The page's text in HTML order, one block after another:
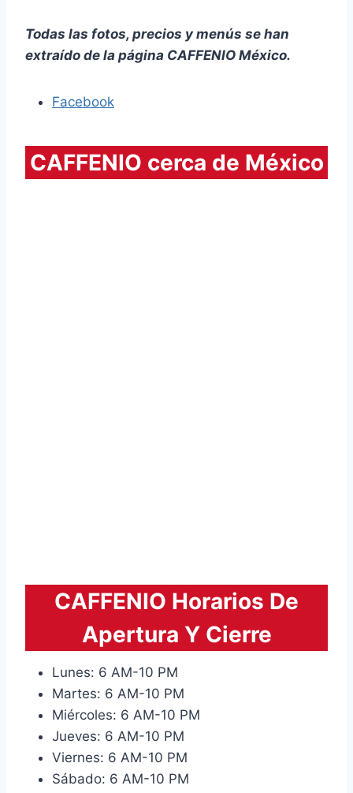
Todas las fotos, precios y menús se han
extraído de la página CAFFENIO México.
Facebook
CAFFENIO cerca de México
CAFFENIO Horarios De
Apertura Y Cierre
Lunes: 6 AM-10 PM
Martes: 6 AM-10 PM
Miércoles: 6 AM-10 PM
Jueves: 6 AM-10 PM
Viernes: 6 AM-10 PM
Sábado: 6 AM-10 PM